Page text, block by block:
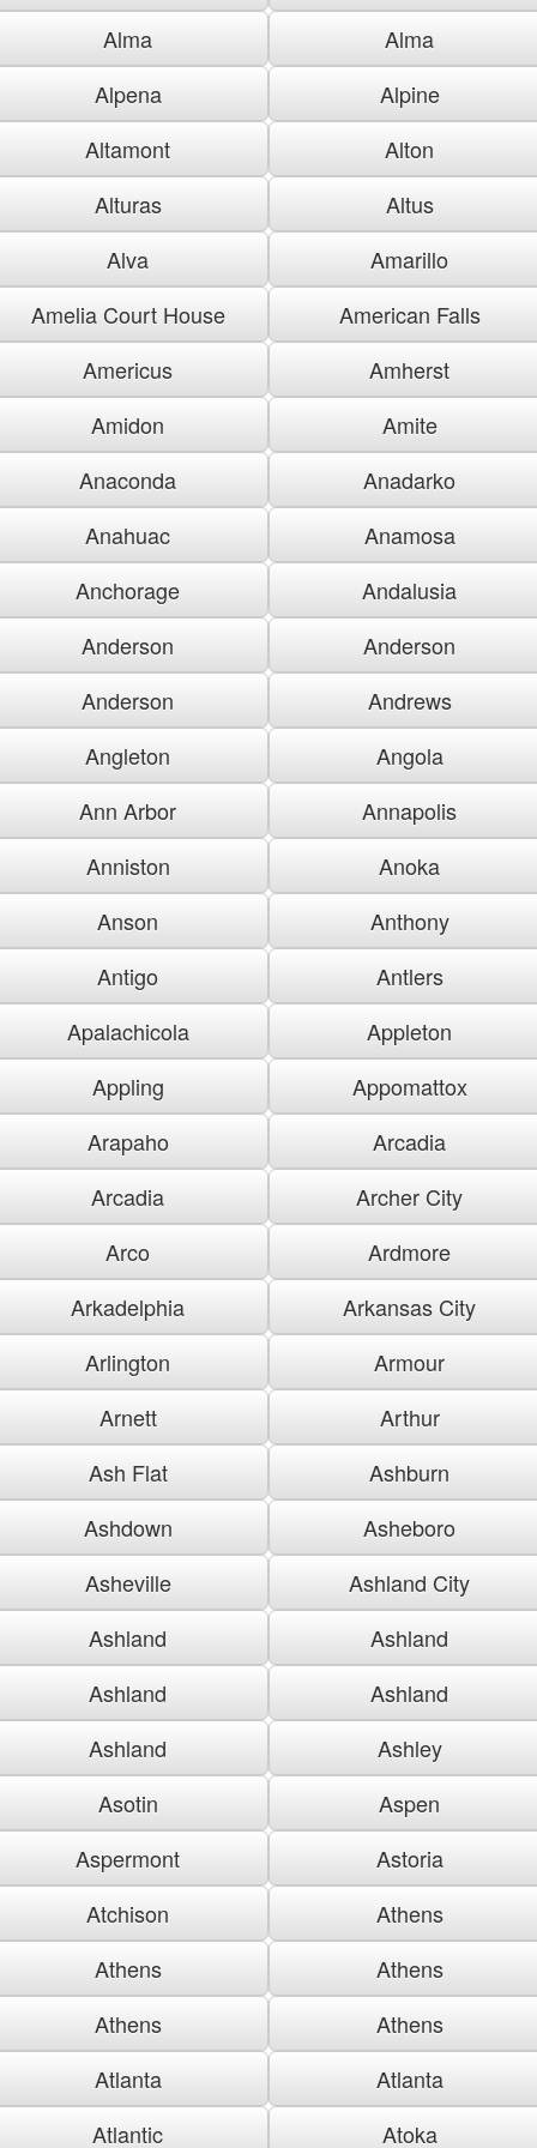
Alma
Alma
Alpena
Alpine
Altamont
Alton
Alturas
Altus
Alva
Amarillo
Amelia Court House
American Falls
Americus
Amherst
Amidon
Amite
Anaconda
Anadarko
Anahuac
Anamosa
Anchorage
Andalusia
Anderson
Anderson
Anderson
Andrews
Angleton
Angola
Ann Arbor
Annapolis
Anniston
Anoka
Anson
Anthony
Antigo
Antlers
Apalachicola
Appleton
Appling
Appomattox
Arapaho
Arcadia
Arcadia
Archer City
Arco
Ardmore
Arkadelphia
Arkansas City
Arlington
Armour
Arnett
Arthur
Ash Flat
Ashburn
Ashdown
Asheboro
Asheville
Ashland City
Ashland
Ashland
Ashland
Ashland
Ashland
Ashley
Asotin
Aspen
Aspermont
Astoria
Atchison
Athens
Athens
Athens
Athens
Athens
Atlanta
Atlanta
Atlantic
Atoka